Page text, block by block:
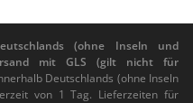
(ohne Inseln und
mit GLS (gilt nicht für
Deutschlands (ohne Inseln
von 1 Tag. Lieferzeiten für